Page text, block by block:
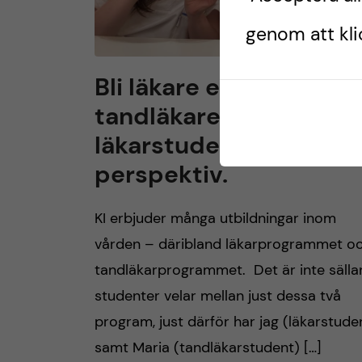
Bli läkare eller
tandläkare –
läkarstudentens
perspektiv.
KI erbjuder många utbildningar inom
vården – däribland läkarprogrammet
tandläkarprogrammet. Det är inte
studenter velar mellan just dessa två
program, just därför har jag
samt Maria (tandläkarstudent) […]
genom att